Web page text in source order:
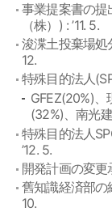
事業提案書の
（株）) : ’11. 5.
浚渫土投棄場処
12.
特殊目的法人
GFEZ(20%)
(32%)、南光
特殊目的法人
’12. 5.
開発計画の変更
舊知識経済部の
10.